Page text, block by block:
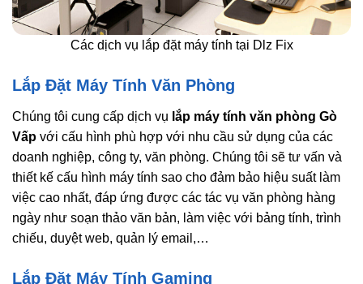
Các dịch vụ lắp đặt máy tính tại Dlz Fix
Lắp Đặt Máy Tính Văn Phòng
Chúng tôi cung cấp dịch vụ lắp máy tính văn phòng Gò
Vấp với cấu hình phù hợp với nhu cầu sử dụng của các
doanh nghiệp, công ty, văn phòng. Chúng tôi sẽ tư vấn và
thiết kế cấu hình máy tính sao cho đảm bảo hiệu suất làm
việc cao nhất, đáp ứng được các tác vụ văn phòng hàng
ngày như soạn thảo văn bản, làm việc với bảng tính, trình
chiếu, duyệt web, quản lý email,…
Lắp Đặt Máy Tính Gaming